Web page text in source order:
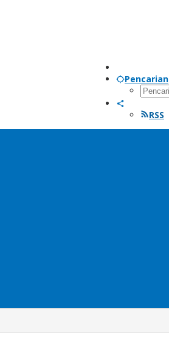
Pencarian
RSS